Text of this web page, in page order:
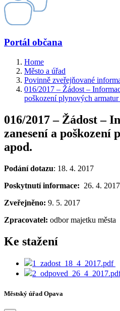
Portál občana
Home
Město a úřad
Povinně zveřejňované
016/2017 – Žádost –
poškození plynových armatur
016/2017 – Žádost –
zanesení a
apod.
Podání dotazu: 18. 4. 2017
Poskytnutí informace: 26. 4. 2017
Zveřejněno: 9. 5. 2017
Zpracovatel: odbor majetku města
Ke stažení
1_zadost_18_4_2017.pdf
Městský úřad Opava